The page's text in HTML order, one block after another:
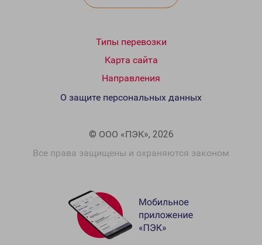
Типы перевозки
Карта сайта
Направления
© ООО «ПЭК», 2026
Все права защищены и охраняются законом
О защите персональных данных